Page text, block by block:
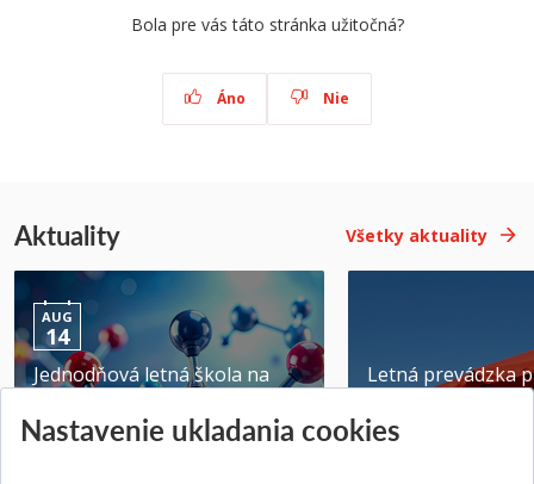
Bola pre vás táto stránka užitočná?
Áno Nie
Aktuality Všetky aktuality
AUG
14
Jednodňová letná škola na
Pridané 28.07.2026
Letná prevádzka
Pridané 23.06.2026
Nastavenie ukladania cookies